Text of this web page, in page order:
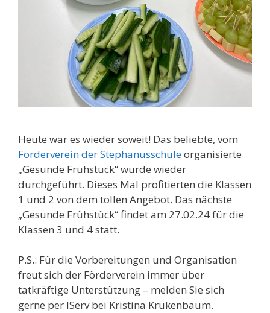
Heute war es wieder soweit! Das beliebte, vom
Förderverein der Stephanusschuleorganisierte
„Gesunde Frühstück“ wurde wieder
durchgeführt. Dieses Mal profitierten die Klassen
1 und 2 von dem tollen Angebot. Das nächste
„Gesunde Frühstück“ findet am 27.02.24 für die
Klassen 3 und 4 statt.
P.S.: Für die Vorbereitungen und Organisation
freut sich der Förderverein immer über
tatkräftige Unterstützung – melden Sie sich
gerne per IServ bei Kristina Krukenbaum.